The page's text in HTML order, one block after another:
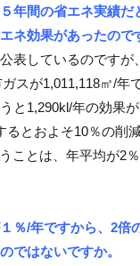
年間の省エネ実績だ
ネ効果があったので
表しているのですが
スが1,011,118㎥/年
と1,290kl/年の効果
るとおよそ10％の削
ことは、年平均が2
％/年ですから、2倍
ではないですか。